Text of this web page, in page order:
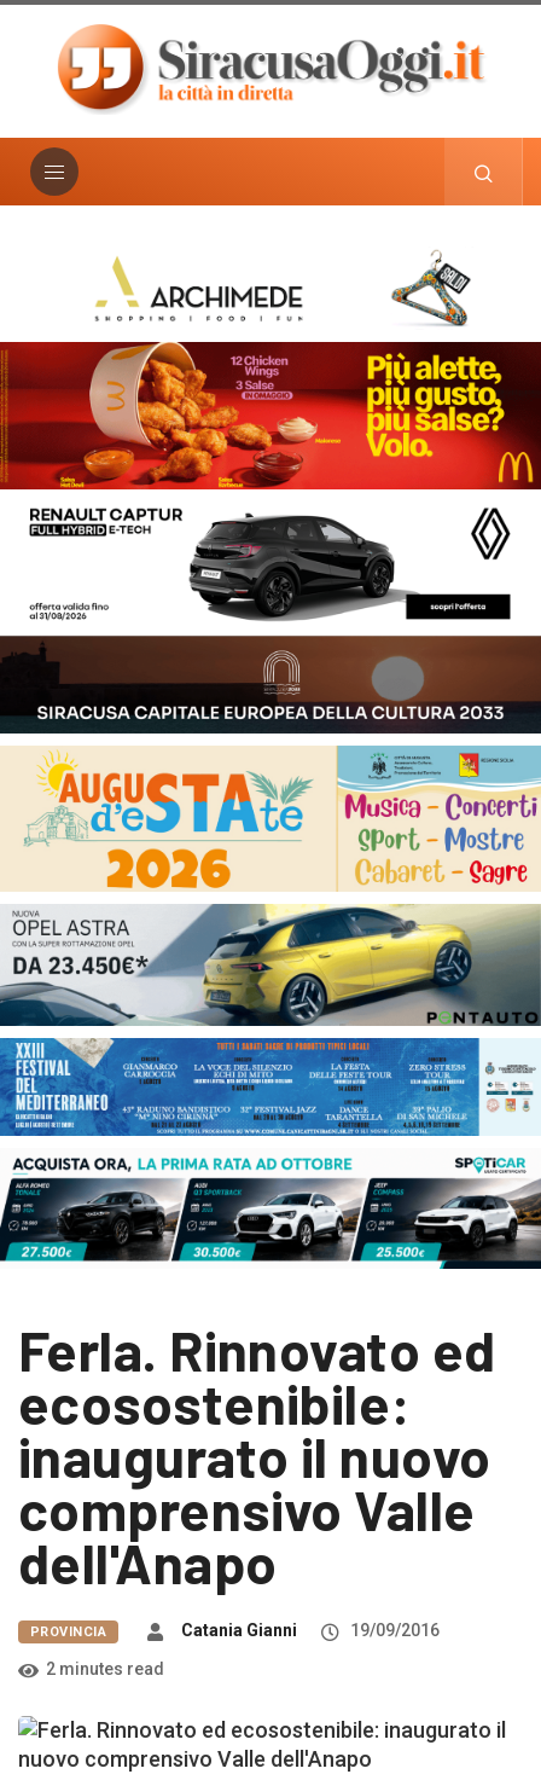
Ferla. Rinnovato ed
ecosostenibile:
inaugurato il nuovo
comprensivo Valle
dell'Anapo
PROVINCIA Catania Gianni
19/09/2016
2 minutes read